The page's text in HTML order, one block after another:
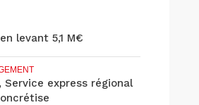
levant 5,1 M€
Service express régional